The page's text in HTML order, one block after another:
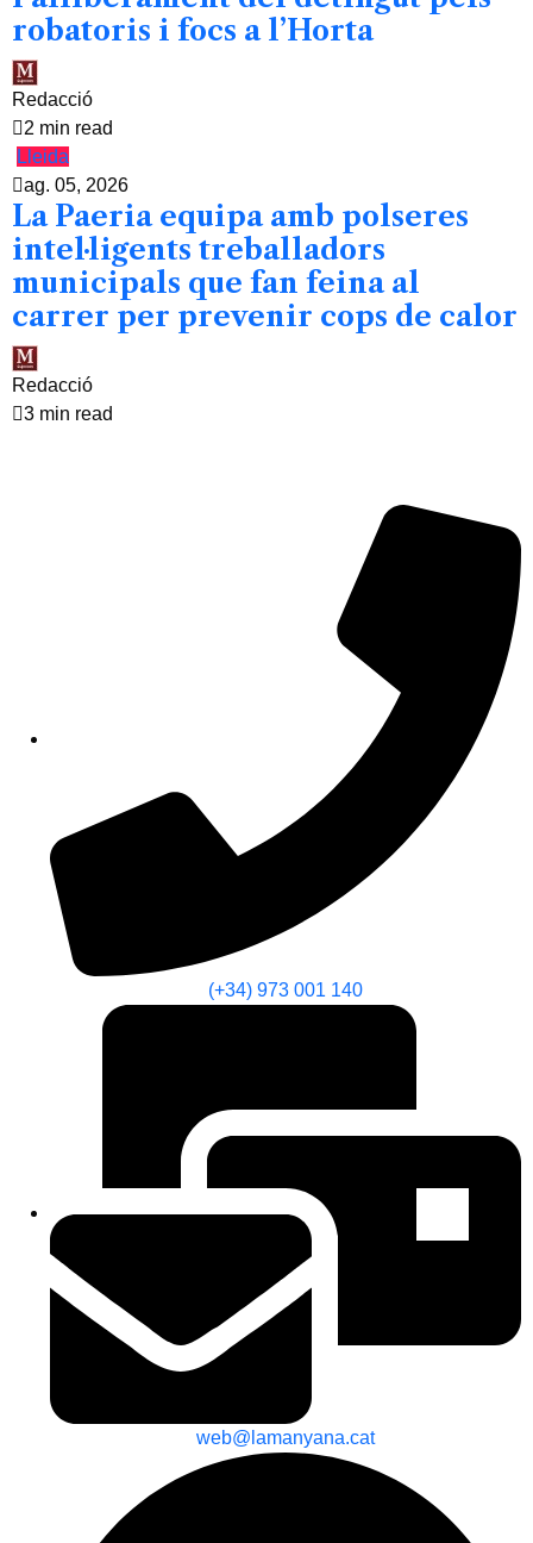
robatoris i focs a l’Horta
Redacció
2 min read
Lleida
ag. 05, 2026
La Paeria equipa amb polseres
intel·ligents treballadors
municipals que fan feina al
carrer per prevenir cops de calor
Redacció
3 min read
(+34) 973 001 140
web@lamanyana.cat